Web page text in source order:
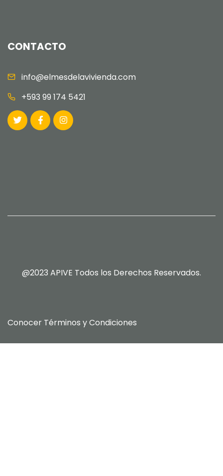
CONTACTO
info@elmesdelavivienda.com
+593 99 174 5421
@2023 APIVE Todos los Derechos Reservados.
Conocer Términos y Condiciones